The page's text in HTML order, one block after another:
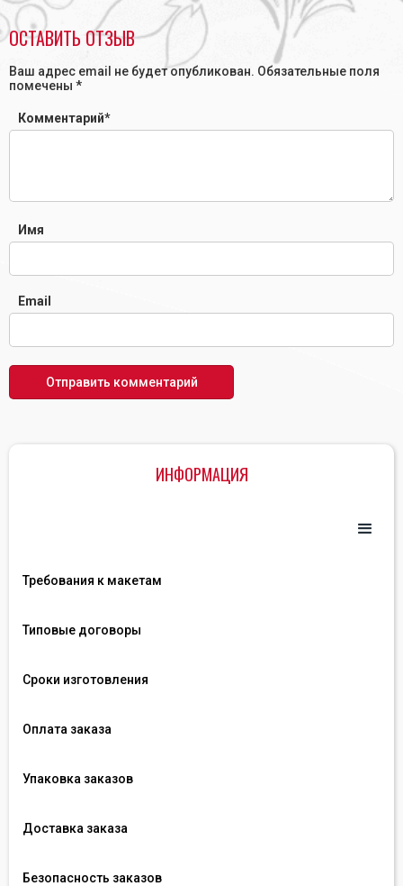
ИНФОРМАЦИЯ
Требования к макетам
Типовые договоры
Сроки изготовления
Оплата заказа
Упаковка заказов
Доставка заказа
Безопасность заказов
ОСТАВИТЬ ОТЗЫВ
Ваш адрес email не будет опубликован. Обязательные поля
помечены *
Комментарий*
Имя
Email